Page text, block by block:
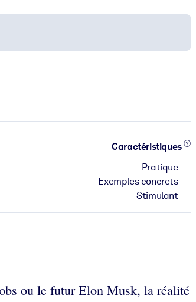
Caractéristiques
Pratique
Exemples concrets
Stimulant
ou le futur Elon Musk, la réalité